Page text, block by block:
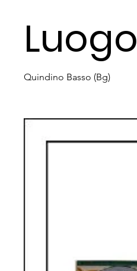
Luogo
Quindino Basso (Bg)